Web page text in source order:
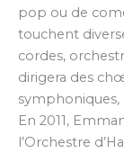
pop ou de
touchent
cordes,
dirigera des
symphoniques,
En 2011,
l’Orchestre